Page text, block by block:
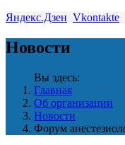
Яндекс.Дзен Vkontakte
Новости
Вы здесь:
Главная
Об организации
Новости
Форум